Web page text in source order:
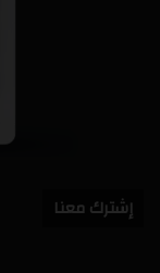
إشترك معنا